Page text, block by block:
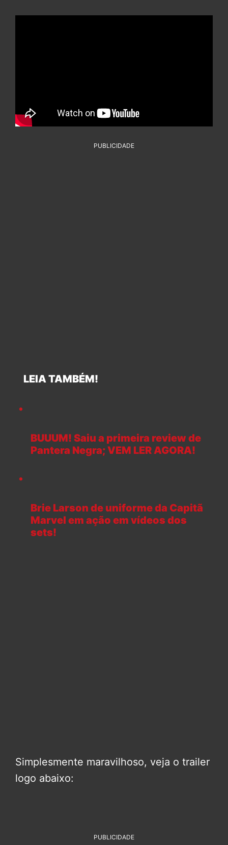
PUBLICIDADE
LEIA TAMBÉM!
BUUUM! Saiu a primeira review de
Pantera Negra; VEM LER AGORA!
Brie Larson de uniforme da Capitã
Marvel em ação em vídeos dos
sets!
Simplesmente maravilhoso, veja o trailer
logo abaixo:
PUBLICIDADE